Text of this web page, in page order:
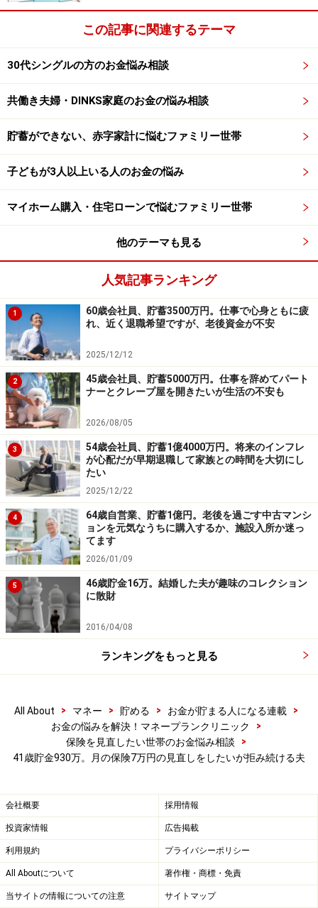
この記事に関連するテーマ
30代シングルの方のお金悩み相談
共働き夫婦・DINKS家庭のお金の悩み相談
貯蓄ができない、赤字家計に悩むファミリー世帯
子どもが3人以上いる人のお金の悩み
マイホーム購入・住宅ローンで悩むファミリー世帯
他のテーマも見る
人気記事ランキング
1
60歳会社員、貯蓄3500万円。仕事で心身ともに疲
れ、近く退職希望ですが、老後資金が不安
2025/12/12
2
45歳会社員、貯蓄5000万円。仕事を辞めてパート
ナーとクレープ屋を開きたいが生活の不安も
2026/08/05
3
54歳会社員、貯蓄1億4000万円。将来のインフレ
が心配だが早期退職して家族との時間を大切にし
たい
2025/12/22
4
64歳自営業、貯蓄1億円。老後を過ごす中古マンシ
ョンを元気なうちに購入するか、施設入所か迷っ
てます
2026/01/09
5
46歳貯金16万。結婚した夫が趣味のコレクション
に散財
2016/04/08
ランキングをもっと見る
All About > マネー > 貯める > お金が貯まる人になる連載
>
お金の悩みを解決！マネープランクリニック
>
保険を見直したい世帯のお金悩み相談
>
41歳貯金930万。月の保険7万円の見直しをしたいが拒み続ける夫
会社概要 採用情報
投資家情報 広告掲載
利用規約 プライバシーポリシー
All Aboutについて 著作権・商標・免責
当サイトの情報についての注意 サイトマップ